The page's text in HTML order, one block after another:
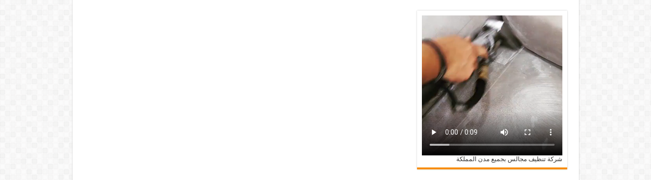
شركة تنظيف مجالس بجميع مدن المملكة